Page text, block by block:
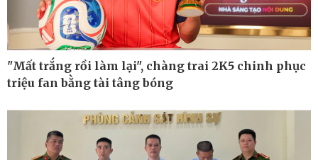
Pháp luật
Thể thao
"Mất trắng rồi làm lại", chàng trai 2K5 chinh phục
triệu fan bằng tài tâng bóng